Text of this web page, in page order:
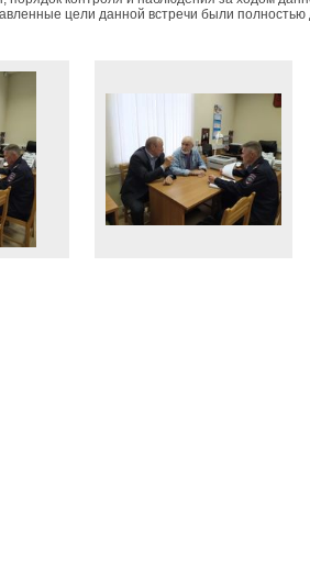
цели данной встречи были полностью